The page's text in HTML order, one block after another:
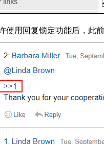
使用回复锁定功能后，此